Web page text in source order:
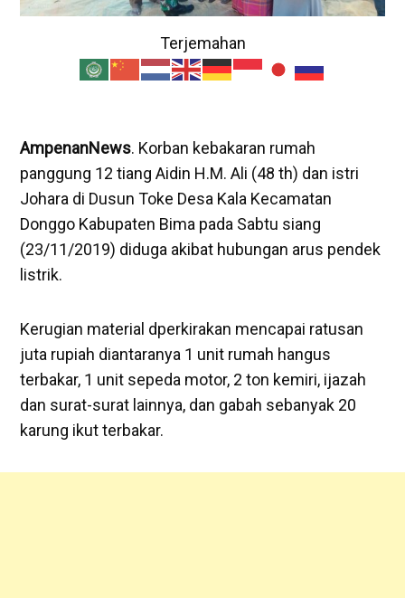
Terjemahan
AmpenanNews. Korban kebakaran rumah
panggung 12 tiang Aidin H.M. Ali (48 th) dan istri
Johara di Dusun Toke Desa Kala Kecamatan
Donggo Kabupaten Bima pada Sabtu siang
(23/11/2019) diduga akibat hubungan arus pendek
listrik.
Kerugian material dperkirakan mencapai ratusan
juta rupiah diantaranya 1 unit rumah hangus
terbakar, 1 unit sepeda motor, 2 ton kemiri, ijazah
dan surat-surat lainnya, dan gabah sebanyak 20
karung ikut terbakar.